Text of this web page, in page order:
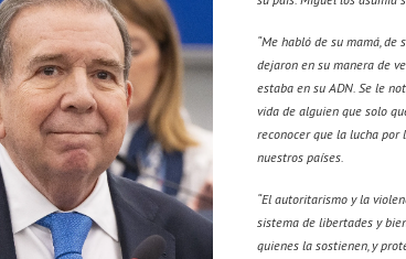
“Me habló de su mamá,
dejaron en su manera de
estaba en su ADN. Se le
vida de alguien que solo
reconocer que la lucha por
nuestros países.
“El autoritarismo y la
sistema de libertades y
quienes la sostienen, y